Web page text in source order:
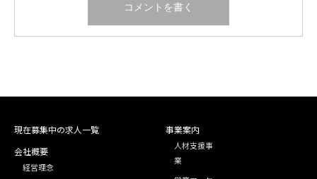
現在募集中の求人一覧
会社概要
経営理念
事業案内
人材支援事
業